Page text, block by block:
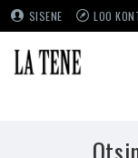
SISENE LOO